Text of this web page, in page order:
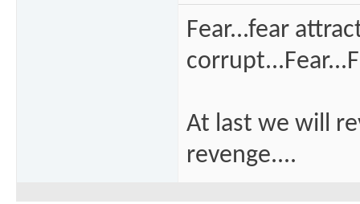
Fear...fear
At last we will
revenge....